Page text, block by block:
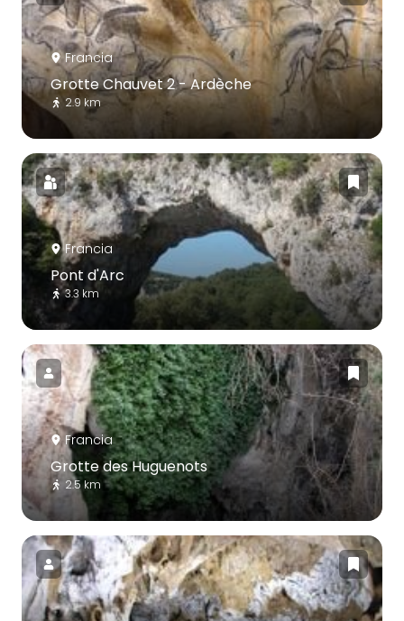
Francia
Grotte Chauvet 2 - Ardèche
2.9 km
Francia
Pont d'Arc
3.3 km
Francia
Grotte des Huguenots
2.5 km